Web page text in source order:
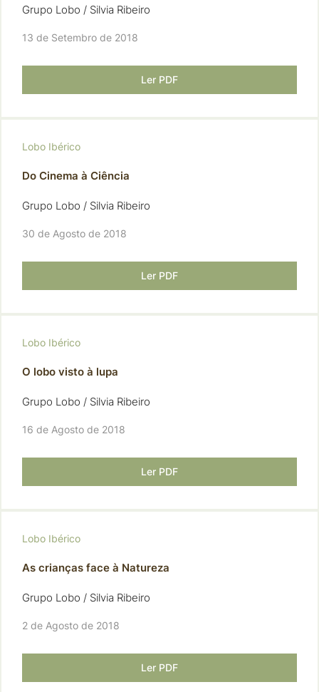
Grupo Lobo / Silvia Ribeiro
13 de Setembro de 2018
Ler PDF
Lobo Ibérico
Do Cinema à Ciência
Grupo Lobo / Silvia Ribeiro
30 de Agosto de 2018
Ler PDF
Lobo Ibérico
O lobo visto à lupa
Grupo Lobo / Silvia Ribeiro
16 de Agosto de 2018
Ler PDF
Lobo Ibérico
As crianças face à Natureza
Grupo Lobo / Silvia Ribeiro
2 de Agosto de 2018
Ler PDF